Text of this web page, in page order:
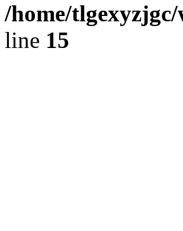
/home/
line 15